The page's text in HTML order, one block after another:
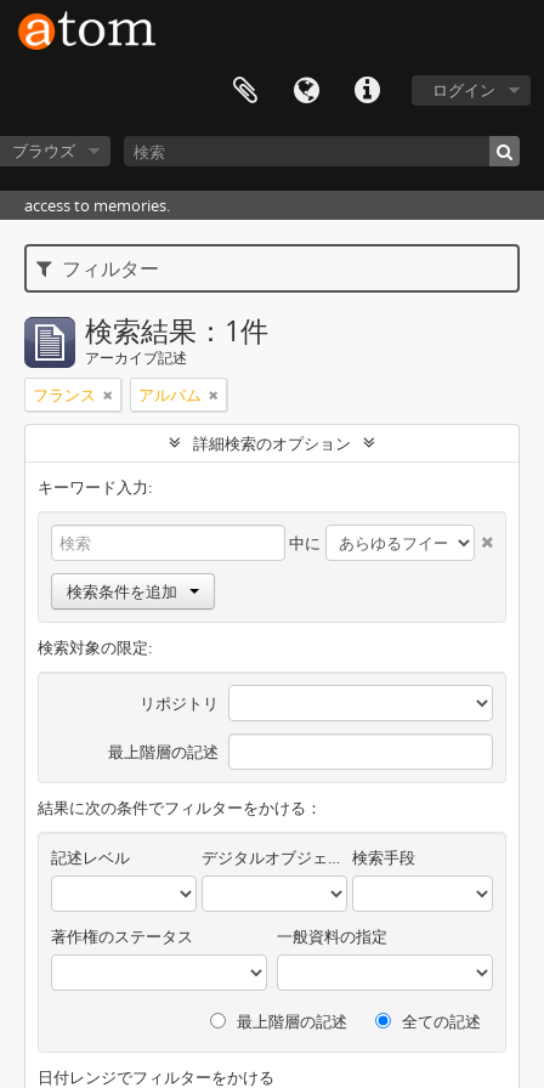
ログイン
ブラウズ
access to memories.
フィルター
検索結果：1件
アーカイブ記述
フランス アルバム
詳細検索のオプション
キーワード入力:
中に
検索条件を追加
検索対象の限定:
リポジトリ
最上階層の記述
結果に次の条件でフィルターをかける：
記述レベル デジタルオブジェクトの有無 検索手段
著作権のステータス 一般資料の指定
最上階層の記述 全ての記述
日付レンジでフィルターをかける